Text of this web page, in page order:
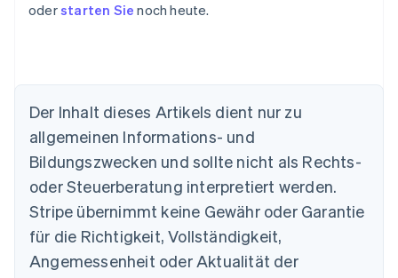
oderstarten Sie noch heute.
Der Inhalt dieses Artikels dient nur zu
allgemeinen Informations- und
Bildungszwecken und sollte nicht als Rechts-
oder Steuerberatung interpretiert werden.
Stripe übernimmt keine Gewähr oder Garantie
für die Richtigkeit, Vollständigkeit,
Angemessenheit oder Aktualität der
Australien
English
Belgien
Brasilien
PortuguêsEnglish
Bulgarien
English
Dänemark